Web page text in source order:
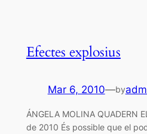
Efectes explosius
Mar 6, 2010—by
ÁNGELA MOLINA QUADERN
de 2010 És possible que el